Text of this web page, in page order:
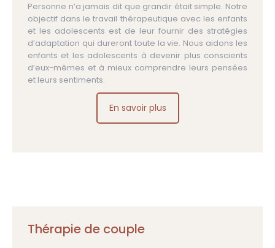
Personne n’a jamais dit que grandir était simple. Notre
objectif dans le travail thérapeutique avec les enfants
et les adolescents est de leur fournir des stratégies
d’adaptation qui dureront toute la vie. Nous aidons les
enfants et les adolescents à devenir plus conscients
d’eux-mêmes et à mieux comprendre leurs pensées
et leurs sentiments.
En savoir plus
Thérapie de couple